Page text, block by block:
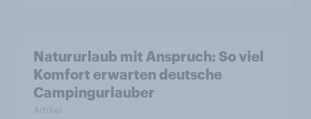
Natururlaub mit Anspruch: So viel
Komfort erwarten deutsche
Campingurlauber
Artikel